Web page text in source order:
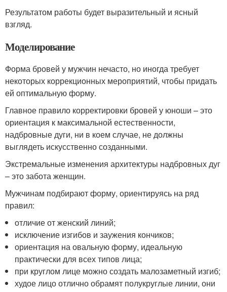
Результатом работы будет выразительный и ясный
взгляд.
Моделирование
Форма бровей у мужчин нечасто, но иногда требует
некоторых коррекционных мероприятий, чтобы придать
ей оптимальную форму.
Главное правило корректировки бровей у юноши – это
ориентация к максимальной естественности,
надбровные дуги, ни в коем случае, не должны
выглядеть искусственно созданными.
Экстремальные изменения архитектуры надбровных дуг
– это забота женщин.
Мужчинам подбирают форму, ориентируясь на ряд
правил:
отличие от женский линий;
исключение изгибов и заужения кончиков;
ориентация на овальную форму, идеальную
практически для всех типов лица;
при круглом лице можно создать малозаметный изгиб;
худое лицо отлично обрамят полукруглые линии, они